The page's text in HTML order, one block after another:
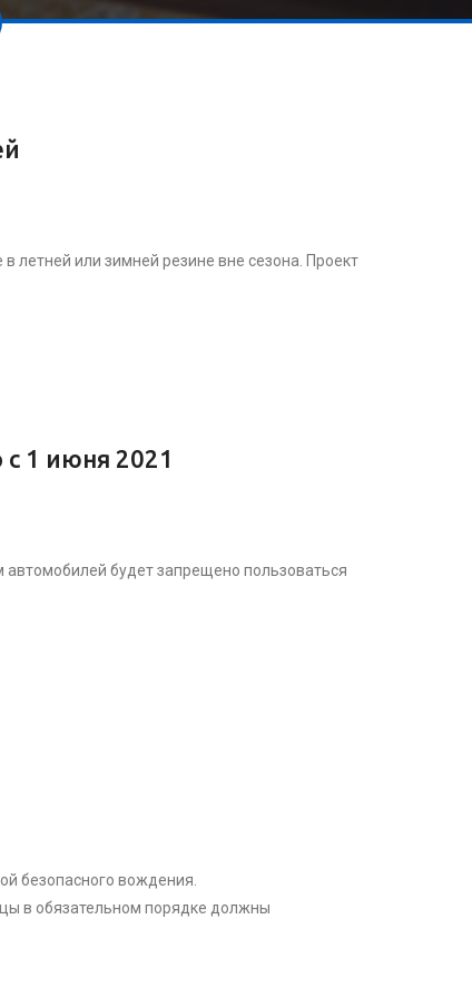
или зимней резине вне сезона. Проект
1 июня 2021
будет запрещено пользоваться
безопасного вождения.
в обязательном порядке должны